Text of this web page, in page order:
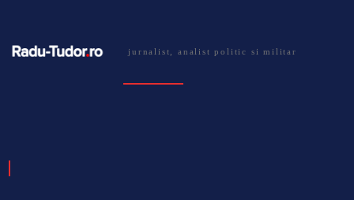
jurnalist, analist politic si militar